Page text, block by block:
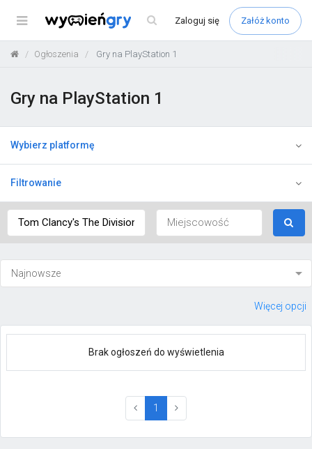
Menu Zaloguj się Załóż konto
Ogłoszenia Gry na PlayStation 1
Gry na PlayStation 1
Wybierz platformę
Filtrowanie
Więcej opcji
Brak ogłoszeń do wyświetlenia
1 (current)